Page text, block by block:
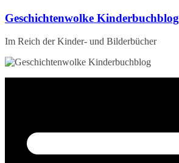
Zum
springen
Geschichtenwolke Kinderbuchblog
Im Reich der Kinder- und Bilderbücher